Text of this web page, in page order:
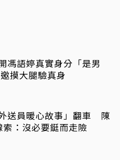
馮語婷真實身分「是男
她邀摸大腿驗真身
送員暖心故事」翻車 陳
索：沒必要鋌而走險